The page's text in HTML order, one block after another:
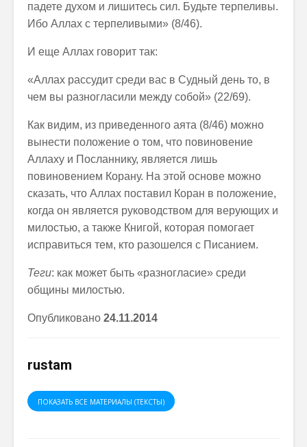
падете духом и лишитесь сил. Будьте терпеливы.
Ибо Аллах с терпеливыми» (8/46).
И еще Аллах говорит так:
«Аллах рассудит среди вас в Судный день то, в
чем вы разногласили между собой» (22/69).
Как видим, из приведенного аята (8/46) можно
вынести положение о том, что повиновение
Аллаху и Посланнику, является лишь
повиновением Корану. На этой основе можно
сказать, что Аллах поставил Коран в положение,
когда он является руководством для верующих и
милостью, а также Книгой, которая помогает
исправиться тем, кто разошелся с Писанием.
Теги: как может быть «разногласие» среди
общины милостью.
Опубликовано 24.11.2014
rustam
ПОКАЗАТЬ ВСЕ МАТЕРИАЛЫ (ТЕКСТЫ)